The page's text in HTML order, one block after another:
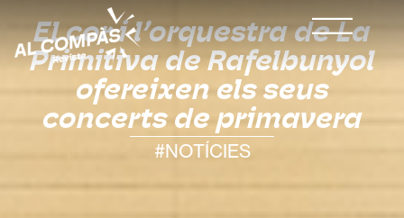
El cor i l’orquestra de La
Primitiva de Rafelbunyol
ofereixen els seus
concerts de primavera
#NOTÍCIES